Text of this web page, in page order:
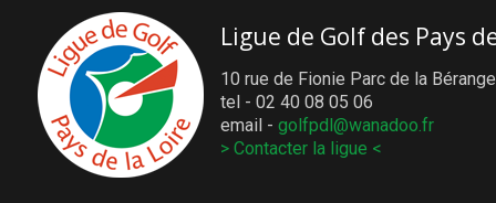
Ligue de Golf des Pays
10 rue de Fionie Parc de la
tel - 02 40 08 05 06
email - golfpdl@wanadoo.fr
> Contacter la ligue <